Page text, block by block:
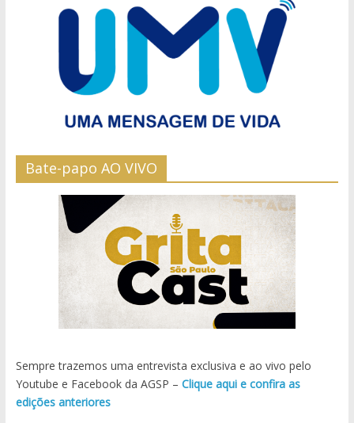
Bate-papo AO VIVO
Sempre trazemos uma entrevista exclusiva e ao vivo pelo
Youtube e Facebook da AGSP – Clique aqui e confira as
edições anteriores